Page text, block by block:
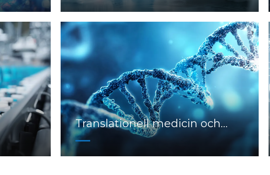
Translationell medicin och
biomarkörer